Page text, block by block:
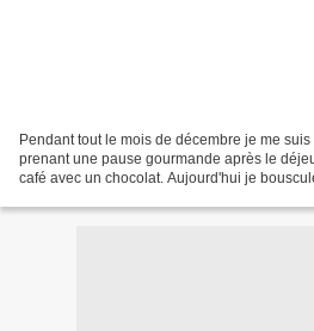
Pendant tout le mois de décembre je me
prenant une pause gourmande après le
café avec un chocolat. Aujourd'hui je